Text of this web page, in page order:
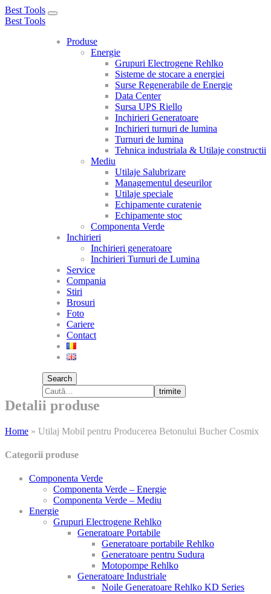
Best Tools
Toggle
Best Tools
Produse
Energie
Grupuri Electrogene Rehlko
Sisteme de stocare a energiei
Surse Regenerabile de Energie
Data Center
Sursa UPS Riello
Inchirieri Generatoare
Inchirieri turnuri de lumina
Turnuri de lumina
Tehnica industriala & Utilaje constructii
Mediu
Utilaje Salubrizare
Managementul deseurilor
Utilaje speciale
Echipamente curatenie
Echipamente stoc
Componenta Verde
Inchirieri
Inchirieri generatoare
Inchirieri Turnuri de Lumina
Service
Compania
Stiri
Brosuri
Foto
Cariere
Contact
Search
trimite
Detalii produse
Home » Utilaj Mobil pentru Producerea Betonului Bucher Cosmix
Categorii produse
Componenta Verde
Componenta Verde – Energie
Componenta Verde – Mediu
Energie
Grupuri Electrogene Rehlko
Generatoare Portabile
Generatoare portabile Rehlko
Generatoare pentru Sudura
Motopompe Rehlko
Generatoare Industriale
Noile Generatoare Rehlko KD Series